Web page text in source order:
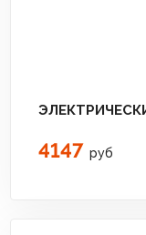
4147 руб